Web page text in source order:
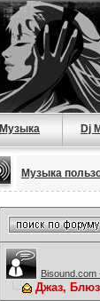
Музыка Dj
Музыка
Джаз,